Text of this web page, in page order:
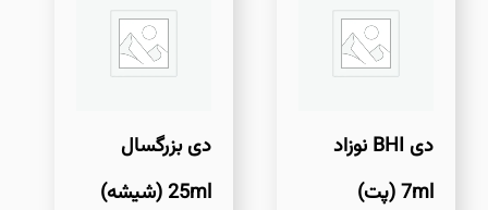
دی BHI نوزاد
7ml (پت)
دی بزرگسال
25ml (شیشه)